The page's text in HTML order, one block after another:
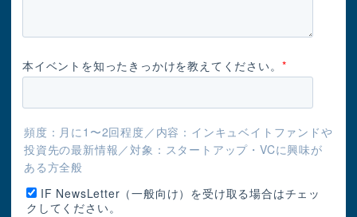
本イベントを知ったきっかけを教えてください。 *
頻度：月に1〜2回程度／内容：インキュベイトファンドや
投資先の最新情報／対象：スタートアップ・VCに興味が
ある方全般
IF NewsLetter（一般向け）を受け取る場合はチェッ
クしてください。